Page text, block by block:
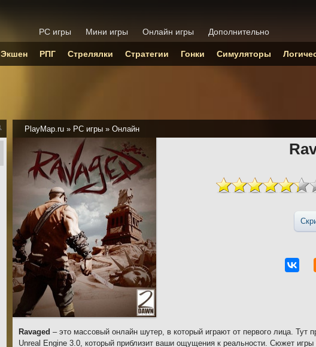
PlayMap.ru » PC игры » Онлайн
Ravaged – это массовый онлайн шутер, в который играют от первого лица. Тут
Unreal Engine 3.0, который приблизит ваши ощущения к реальности. Сюжет
PC игры Мини игры Онлайн игры Дополнительно
Экшен РПГ Стрелялки Стратегии Гонки Симуляторы